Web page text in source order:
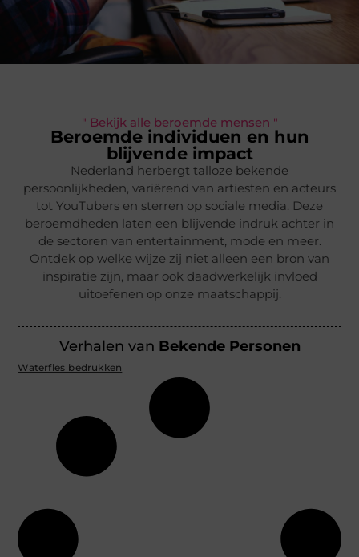
" Bekijk alle beroemde mensen "
Beroemde individuen en hun
blijvende impact
Nederland herbergt talloze bekende
persoonlijkheden, variërend van artiesten en acteurs
tot YouTubers en sterren op sociale media. Deze
beroemdheden laten een blijvende indruk achter in
de sectoren van entertainment, mode en meer.
Ontdek op welke wijze zij niet alleen een bron van
inspiratie zijn, maar ook daadwerkelijk invloed
uitoefenen op onze maatschappij.
Verhalen van Bekende Personen
Waterfles bedrukken